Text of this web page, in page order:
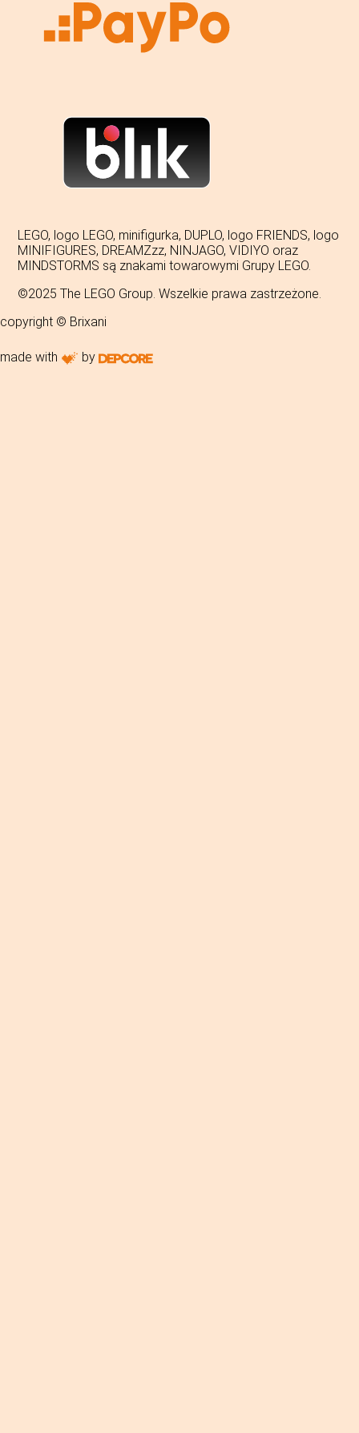
LEGO, logo LEGO, minifigurka, DUPLO, logo FRIENDS, logo
MINIFIGURES, DREAMZzz, NINJAGO, VIDIYO oraz
MINDSTORMS są znakami towarowymi Grupy LEGO.
©2025 The LEGO Group. Wszelkie prawa zastrzeżone.
copyright © Brixani
made with by